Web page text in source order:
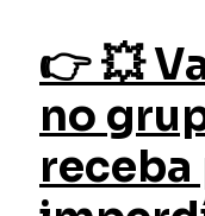
Início Cursos
Curso